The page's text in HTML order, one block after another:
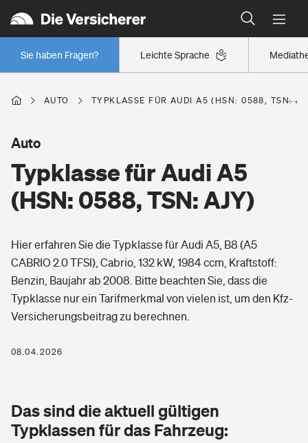
Leichte Sprache
Sie haben Fragen?
Wer versichert was: Jetzt Versicherer finden
Regionalklassen: So ist Ihre Region eingestuft
Wer versichert was: Jetzt Versicherer finden
Berufsunfähigkeitsversicherung
Erwerbsunfähigkeitsversicherung
Grundfähigkeitsversicherung
Arbeitsrechtsschutz
Berufshaftpflichtversicherung
Zur Übersicht
Tools
Wohnen
Elementarversicherung
Glasversicherung
Freizeit
Pri­vate Haft­pflicht­
Kinderunfall­ver­si­che­rung
Gesundheit
Private Krankenversicherung
Dread-Disease-Versicherung
AUTO TYPKLASSE FÜR AUDI A5 (HSN: 0588, TSN:
Typklasse für Audi A5
(HSN: 0588, TSN: AJY)
Auto
Hier erfahren Sie die Typklasse für Audi A5, B8 (A5
CABRIO 2.0 TFSI), Cabrio, 132 kW, 1984 ccm, Kraftstoff:
Benzin, Baujahr ab 2008. Bitte beachten Sie, dass die
Typklasse nur ein Tarifmerkmal von vielen ist, um den Kfz-
Versicherungsbeitrag zu berechnen.
08.04.2026
Das sind die aktuell gültigen
Typklassen für das Fahrzeug: